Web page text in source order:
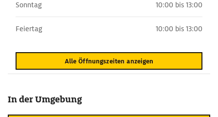
Sonntag 10:00 bis 13:00
Feiertag 10:00 bis 13:00
Alle Öffnungszeiten anzeigen
In der Umgebung